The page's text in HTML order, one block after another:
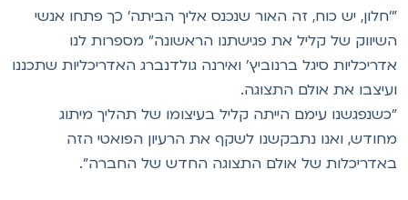
יש כוח, זה האור שנכנס אליך הביתה' כך פתחו אנשי
של קליל את פגישתנו הראשונה" מספרות לנו
סיגל ברנוביץ' ואירנה גולדנברג האדריכליות שתכננו
את אולם התצוגה.
עימם הייתה קליל בעיצומו של תהליך מיתוג
ואנו נתבקשנו לשקף את הרעיון הפואטי הזה
של אולם התצוגה החדש של החברה".